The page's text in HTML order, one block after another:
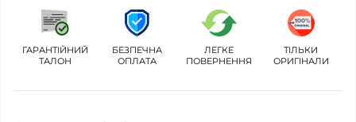
ГАРАНТІЙНИЙ
ТАЛОН
БЕЗПЕЧНА
ОПЛАТА
ЛЕГКЕ
ПОВЕРНЕННЯ
ТІЛЬКИ
ОРИГІНАЛИ